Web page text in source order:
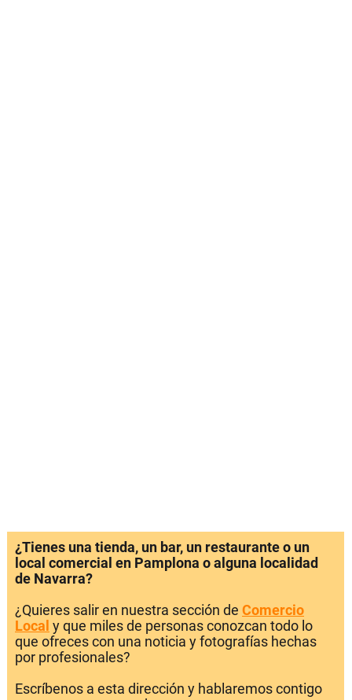
¿Tienes una tienda, un bar, un restaurante o un
local comercial en Pamplona o alguna localidad
de Navarra?
¿Quieres salir en nuestra sección de Comercio
Local y que miles de personas conozcan todo lo
que ofreces con una noticia y fotografías hechas
por profesionales?
Escríbenos a esta dirección y hablaremos contigo